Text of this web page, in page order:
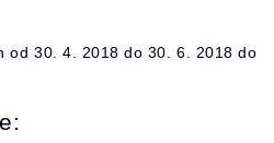
od 30. 4. 2018 do 30. 6. 2018 do